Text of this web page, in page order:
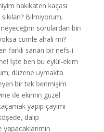
hakikaten kaçası
Bilmiyorum,
sorulardan biri
cümle ahali mi?
farklı sanan bir nefs-i
İşte ben bu eylül-ekim
düzene uymakta
bir tek benmişim
de ekimin güzel
yapıp çayımı
dalıp